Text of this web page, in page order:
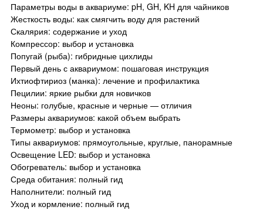
Параметры воды в аквариуме: pH, GH, KH для чайников
Жесткость воды: как смягчить воду для растений
Скалярия: содержание и уход
Компрессор: выбор и установка
Попугай (рыба): гибридные цихлиды
Первый день с аквариумом: пошаговая инструкция
Ихтиофтириоз (манка): лечение и профилактика
Пецилии: яркие рыбки для новичков
Неоны: голубые, красные и черные — отличия
Размеры аквариумов: какой объем выбрать
Термометр: выбор и установка
Типы аквариумов: прямоугольные, круглые, панорамные
Освещение LED: выбор и установка
Обогреватель: выбор и установка
Среда обитания: полный гид
Наполнители: полный гид
Уход и кормление: полный гид